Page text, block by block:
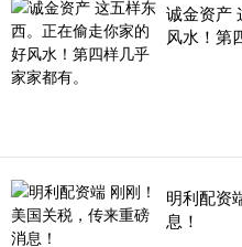
诚金资产
风水！第
明利配资
息！